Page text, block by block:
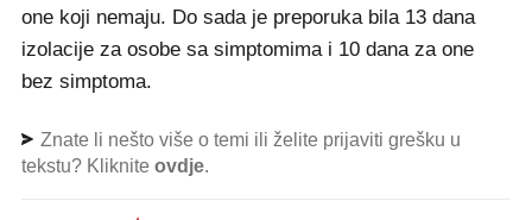
one koji nemaju. Do sada je preporuka bila 13 dana
izolacije za osobe sa simptomima i 10 dana za one
bez simptoma.
Znate li nešto više o temi ili želite prijaviti grešku u
tekstu? Kliknite ovdje.